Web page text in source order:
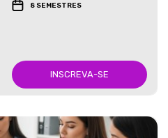
8 SEMESTRES
INSCREVA-SE